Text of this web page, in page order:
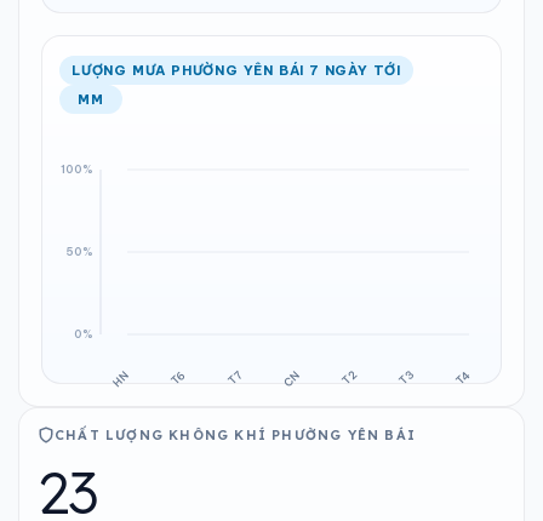
LƯỢNG MƯA PHƯỜNG YÊN BÁI 7 NGÀY TỚI
MM
CHẤT LƯỢNG KHÔNG KHÍ PHƯỜNG YÊN BÁI
23